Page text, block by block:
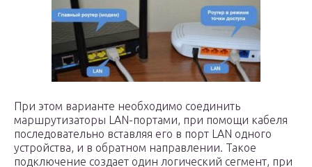
При этом варианте необходимо соединить
маршрутизаторы LAN-портами, при помощи кабеля
последовательно вставляя его в порт LAN одного
устройства, и в обратном направлении. Такое
подключение создает один логический сегмент, при